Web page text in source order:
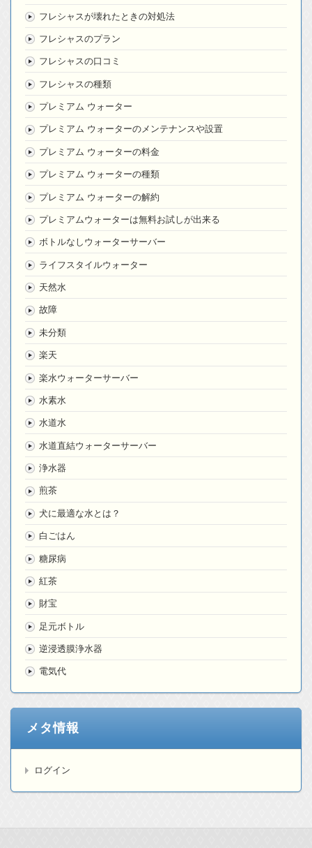
フレシャスが壊れたときの対処法
フレシャスのプラン
フレシャスの口コミ
フレシャスの種類
プレミアム ウォーター
プレミアム ウォーターのメンテナンスや設置
プレミアム ウォーターの料金
プレミアム ウォーターの種類
プレミアム ウォーターの解約
プレミアムウォーターは無料お試しが出来る
ボトルなしウォーターサーバー
ライフスタイルウォーター
天然水
故障
未分類
楽天
楽水ウォーターサーバー
水素水
水道水
水道直結ウォーターサーバー
浄水器
煎茶
犬に最適な水とは？
白ごはん
糖尿病
紅茶
財宝
足元ボトル
逆浸透膜浄水器
電気代
メタ情報
ログイン